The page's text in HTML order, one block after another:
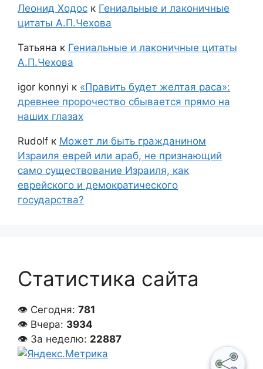
Леонид Ходос к Гениальные и лаконичные
цитаты А.П.Чехова
Татьяна к Гениальные и лаконичные цитаты
А.П.Чехова
igor konnyi к «Править будет желтая раса»:
древнее пророчество сбывается прямо на
наших глазах
Rudolf к Может ли быть гражданином
Израиля еврей или араб, не признающий
само существование Израиля, как
еврейского и демократического
государства?
Статистика сайта
👁 Сегодня: 781
👁 Вчера: 3934
👁 За неделю: 22887